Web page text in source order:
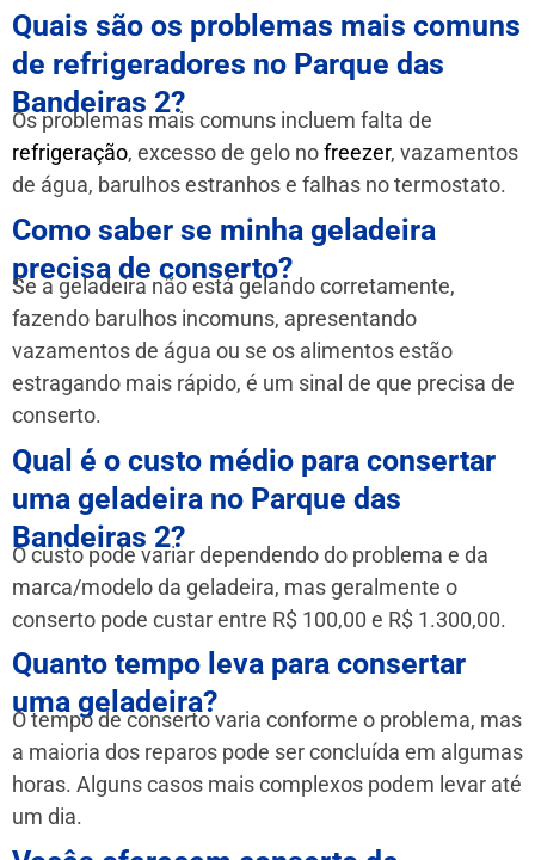
Quais são os problemas mais comuns
de refrigeradores no Parque das
Bandeiras 2?
Os problemas mais comuns incluem falta de
refrigeração, excesso de gelo nofreezer, vazamentos
de água, barulhos estranhos e falhas no termostato.
Como saber se minha geladeira
precisa de conserto?
Se a geladeira não está gelando corretamente,
fazendo barulhos incomuns, apresentando
vazamentos de água ou se os alimentos estão
estragando mais rápido, é um sinal de que precisa de
conserto.
Qual é o custo médio para consertar
uma geladeira no Parque das
Bandeiras 2?
O custo pode variar dependendo do problema e da
marca/modelo da geladeira, mas geralmente o
conserto pode custar entre R$ 100,00 e R$ 1.300,00.
Quanto tempo leva para consertar
uma geladeira?
O tempo de conserto varia conforme o problema, mas
a maioria dos reparos pode ser concluída em algumas
horas. Alguns casos mais complexos podem levar até
um dia.